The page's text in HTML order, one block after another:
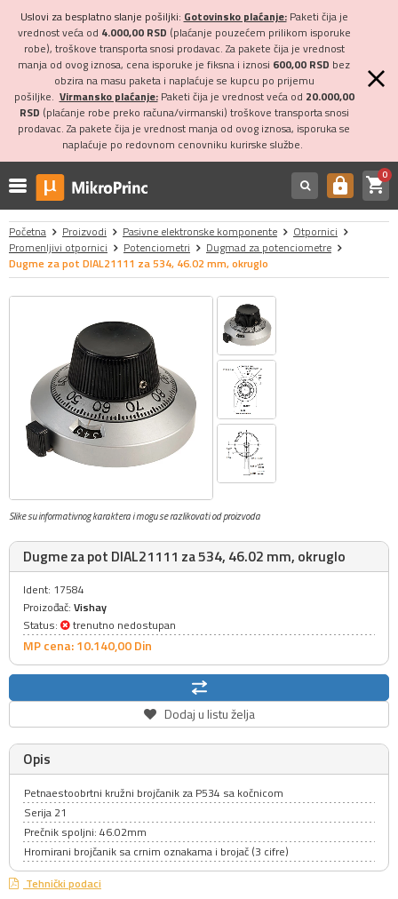
Uslovi za besplatno slanje pošiljki: Gotovinsko plaćanje:Paketi čija je
vrednost veća od 4.000,00 RSD (plaćanje pouzećem prilikom isporuke
robe), troškove transporta snosi prodavac. Za pakete čija je vrednost
manja od ovog iznosa, cena isporuke je fiksna i iznosi 600,00 RSD bez
obzira na masu paketa i naplaćuje se kupcu po prijemu
pošiljke. Virmansko plaćanje:Paketi čija je vrednost veća od 20.000,00
RSD (plaćanje robe preko računa/virmanski) troškove transporta snosi
prodavac. Za pakete čija je vrednost manja od ovog iznosa, isporuka se
naplaćuje po redovnom cenovniku kurirske službe.
https shopping_cart0
Početna Proizvodi Pasivne elektronske komponente
Otpornici
Promenljivi otpornici
Potenciometri
Dugmad za potenciometre
Dugme za pot DIAL21111 za 534, 46.02 mm, okruglo
Slike su informativnog karaktera i mogu se razlikovati od proizvoda
Dugme za pot DIAL21111 za 534, 46.02 mm, okruglo
Ident: 17584
Proizođač: Vishay
Status:
trenutno nedostupan
MP cena: 10.140,00Din
Dodaj u listu želja
Opis
Petnaestoobrtni kružni brojčanik za P534 sa kočnicom
Serija 21
Prečnik spoljni: 46.02mm
Hromirani brojčanik sa crnim oznakama i brojač (3 cifre)
Tehnički podaci